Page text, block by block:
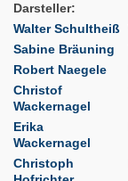
Darsteller
Walter Schultheiß
Sabine Bräuning
Robert Naegele
Christof
Wackernagel
Erika
Wackernagel
Christoph